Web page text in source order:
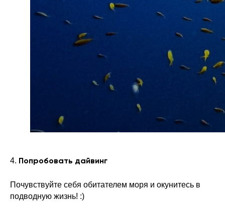
4. Попробовать дайвинг
Почувствуйте себя обитателем моря и окунитесь в
подводную жизнь! :)